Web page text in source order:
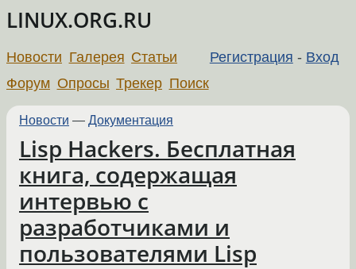
LINUX.ORG.RU
Регистрация - Вход
Новости Галерея Статьи
Форум Опросы Трекер Поиск
Новости — Документация
Lisp Hackers. Бесплатная
книга, содержащая
интервью с
разработчиками и
пользователями Lisp